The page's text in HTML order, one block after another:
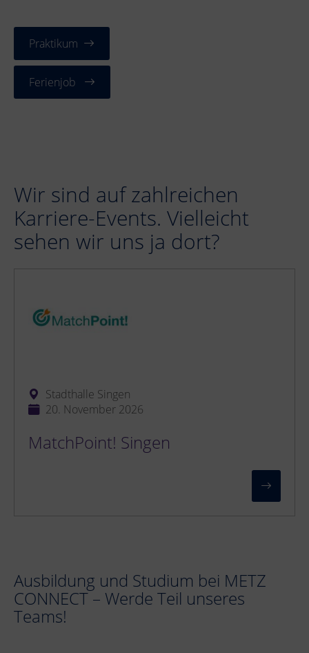
Praktikum
Ferienjob
Wir sind auf zahlreichen
Karriere-Events. Vielleicht
sehen wir uns ja dort?
Stadthalle Singen
20. November 2026
MatchPoint! Singen
Ausbildung und Studium bei METZ
CONNECT – Werde Teil unseres
Teams!